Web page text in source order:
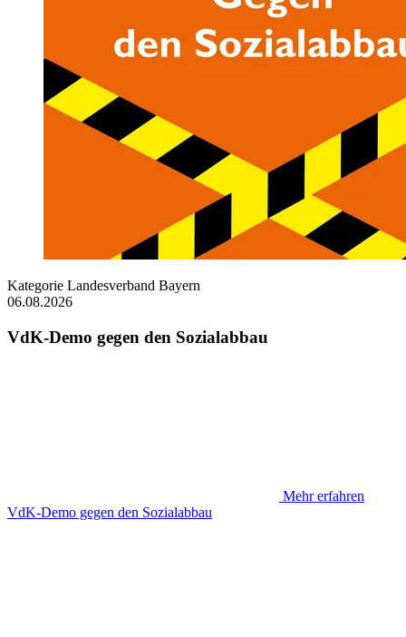
Kategorie Landesverband Bayern
06.08.2026
VdK-Demo gegen den Sozialabbau
Mehr erfahren
VdK-Demo gegen den Sozialabbau